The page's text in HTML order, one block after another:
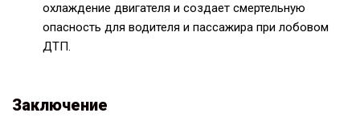
охлаждение двигателя и создает смертельную
опасность для водителя и пассажира при лобовом
ДТП.
Заключение